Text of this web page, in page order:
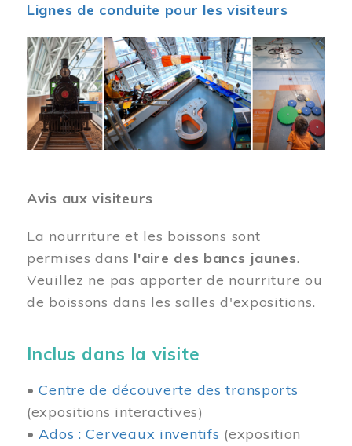
Lignes de conduite pour les visiteurs
Image
Avis aux visiteurs
La nourriture et les boissons sont
permises dans l'aire des bancs jaunes.
Veuillez ne pas apporter de nourriture ou
de boissons dans les salles d'expositions.
Inclus dans la visite
•Centre de découverte des transports
(expositions interactives)
•Ados : Cerveaux inventifs (exposition